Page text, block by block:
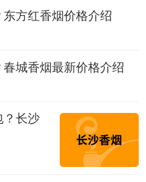
方红香烟价格介绍
城香烟最新价格介绍
？长沙